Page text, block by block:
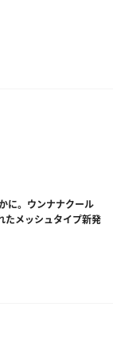
に。ウンナナクール
たメッシュタイプ新発